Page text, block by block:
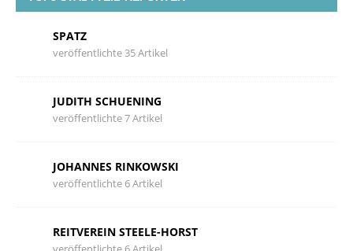
SPATZ
veröffentlichte 35 Artikel
JUDITH SCHUENING
veröffentlichte 7 Artikel
JOHANNES RINKOWSKI
veröffentlichte 6 Artikel
REITVEREIN STEELE-HORST